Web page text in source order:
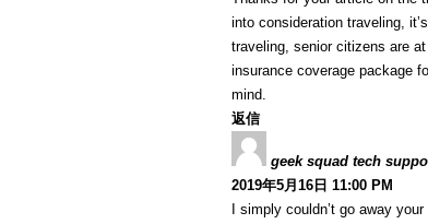
into consideration traveling,
traveling, senior citizens are
insurance coverage package
mind.
返信
geek squad tech
2019年5月16日 11:00 PM
I simply couldn’t go away